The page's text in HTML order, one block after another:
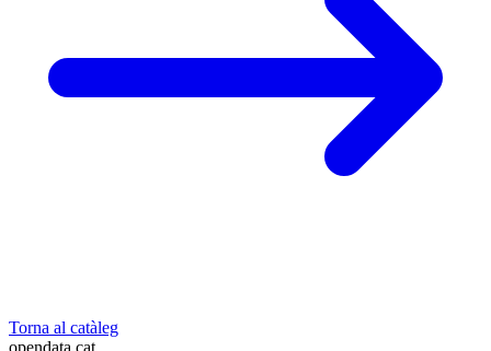
Torna al catàleg
opendata.cat